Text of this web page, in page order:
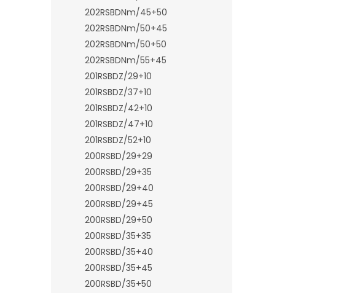
202RSBDNm/45+50
202RSBDNm/50+45
202RSBDNm/50+50
202RSBDNm/55+45
201RSBDZ/29+10
201RSBDZ/37+10
201RSBDZ/42+10
201RSBDZ/47+10
201RSBDZ/52+10
200RSBD/29+29
200RSBD/29+35
200RSBD/29+40
200RSBD/29+45
200RSBD/29+50
200RSBD/35+35
200RSBD/35+40
200RSBD/35+45
200RSBD/35+50